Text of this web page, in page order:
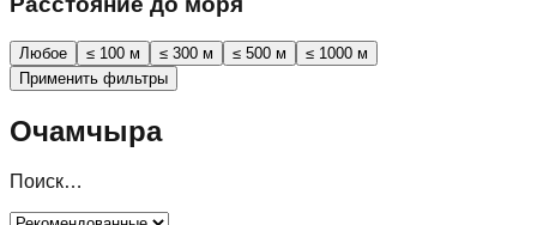
Любое ≤ 100 м ≤ 300 м ≤ 500 м
≤ 1000 м
Применить фильтры
Очамчыра
Поиск…